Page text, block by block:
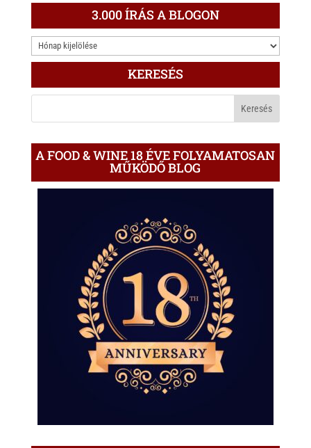
A
p
b
o
3.000 ÍRÁS A BLOGON
3.000
ÍRÁS
BLOGON
KERESÉS
A FOOD & WINE 18 ÉVE FOLYAMATOSAN
MŰKÖDŐ BLOG